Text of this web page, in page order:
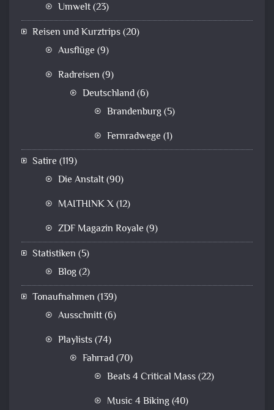
Umwelt(23)
Reisen und Kurztrips(20)
Ausflüge (9)
Radreisen (9)
Deutschland(6)
Brandenburg(5)
Fernradwege (1)
Satire (119)
Die Anstalt(90)
MAITHINK X(12)
ZDF Magazin Royale (9)
Statistiken (5)
Blog(2)
Tonaufnahmen (139)
Ausschnitt(6)
Playlists(74)
Fahrrad(70)
Beats 4 Critical Mass(22)
Music 4 Biking(40)